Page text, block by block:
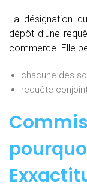
La désignation
dépôt d’une
commerce. Elle
chacune des
requête